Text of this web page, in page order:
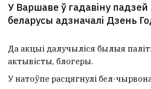
У Варшаве ў гадавіну
беларусы адзначалі Дзень
Да акцыі далучыліся былыя
актывісты, блогеры.
У натоўпе расцягнулі бел-